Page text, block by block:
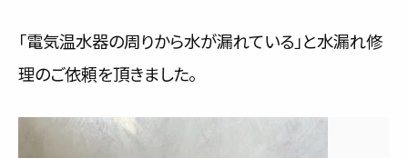
お客様の声
対応事例
「電気温水器の周りから水が漏れている」と水漏れ修
理のご依頼を頂きました。